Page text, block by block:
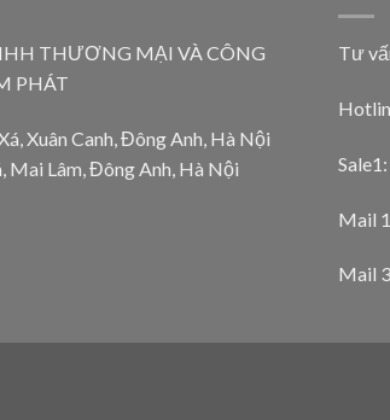
THƯƠNG MẠI VÀ CÔNG
PHÁT
Xuân Canh, Đông Anh, Hà Nội
Mai Lâm, Đông Anh, Hà Nội
Tư
Mail
Mail